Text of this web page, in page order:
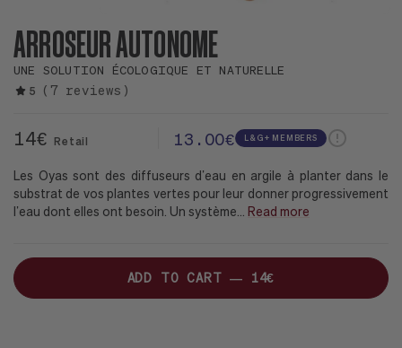
ARROSEUR AUTONOME
UNE SOLUTION ÉCOLOGIQUE ET NATURELLE
5 (7 reviews)
14€ Retail 13.00€ L&G+ MEMBERS
Les Oyas sont des diffuseurs d’eau en argile à planter dans le
substrat de vos plantes vertes pour leur donner progressivement
l’eau dont elles ont besoin. Un système
Read more
ADD TO CART — 14€